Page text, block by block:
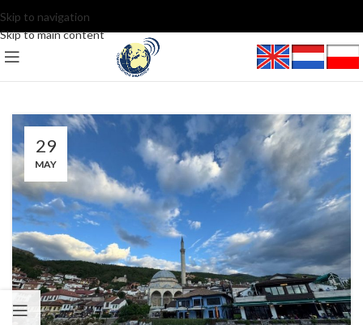
Skip to navigation
Skip to main content
29
MAY